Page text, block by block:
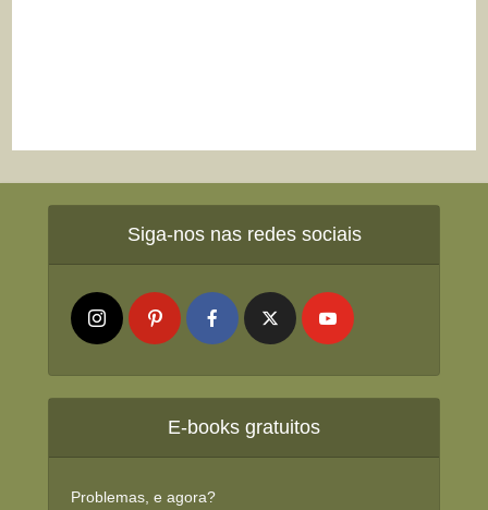
Siga-nos nas redes sociais
E-books gratuitos
Problemas, e agora?